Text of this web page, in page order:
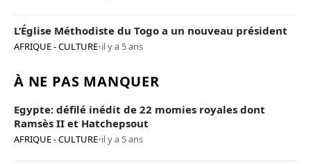
L’Église Méthodiste du Togo a un nouveau président
AFRIQUE - CULTURE•il y a 5 ans
À NE PAS MANQUER
Egypte: défilé inédit de 22 momies royales dont
Ramsès II et Hatchepsout
AFRIQUE - CULTURE•il y a 5 ans